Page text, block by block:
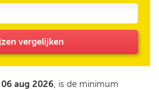
vergelijken
aug 2026, is de minimum